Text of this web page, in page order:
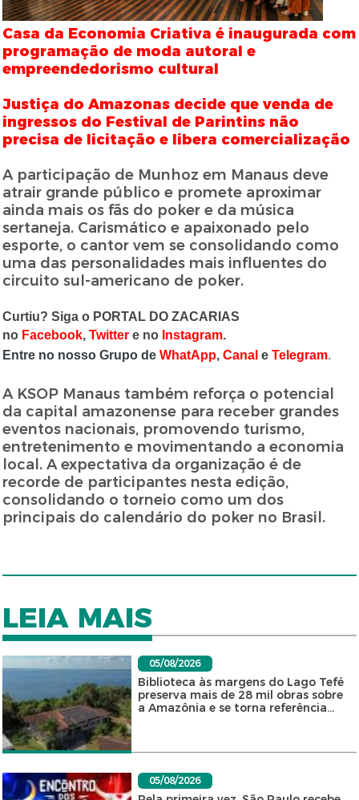
Casa da Economia Criativa é inaugurada com
programação de moda autoral e
empreendedorismo cultural
Justiça do Amazonas decide que venda de
ingressos do Festival de Parintins não
precisa de licitação e libera comercialização
A participação de Munhoz em Manaus deve
atrair grande público e promete aproximar
ainda mais os fãs do poker e da música
sertaneja. Carismático e apaixonado pelo
esporte, o cantor vem se consolidando como
uma das personalidades mais influentes do
circuito sul-americano de poker.
Curtiu? Siga o PORTAL DO ZACARIAS
no Facebook,Twitter e no Instagram.
Entre no nosso Grupo deWhatApp,Canal eTelegram.
A KSOP Manaus também reforça o potencial
da capital amazonense para receber grandes
eventos nacionais, promovendo turismo,
entretenimento e movimentando a economia
local. A expectativa da organização é de
recorde de participantes nesta edição,
consolidando o torneio como um dos
principais do calendário do poker no Brasil.
LEIA MAIS
05/08/2026
Biblioteca às margens do Lago Tefé
preserva mais de 28 mil obras sobre
a Amazônia e se torna referência...
05/08/2026